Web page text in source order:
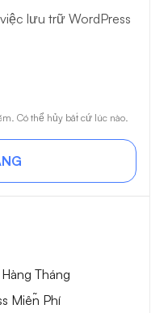
lưu trữ WordPress
Có thể hủy bất cứ lúc nào.
Tháng
Miễn Phí